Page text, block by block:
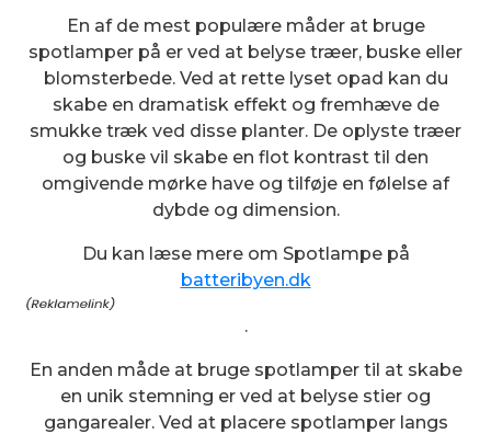
En af de mest populære måder at bruge
spotlamper på er ved at belyse træer, buske eller
blomsterbede. Ved at rette lyset opad kan du
skabe en dramatisk effekt og fremhæve de
smukke træk ved disse planter. De oplyste træer
og buske vil skabe en flot kontrast til den
omgivende mørke have og tilføje en følelse af
dybde og dimension.
Du kan læse mere om Spotlampe på
batteribyen.dk
.
En anden måde at bruge spotlamper til at skabe
en unik stemning er ved at belyse stier og
gangarealer. Ved at placere spotlamper langs